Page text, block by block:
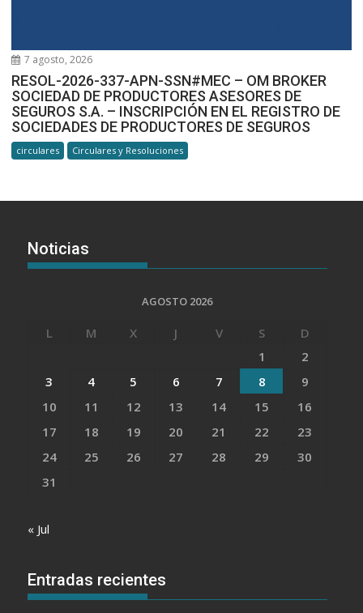
7 agosto, 2026
RESOL-2026-337-APN-SSN#MEC – OM BROKER
SOCIEDAD DE PRODUCTORES ASESORES DE
SEGUROS S.A. – INSCRIPCIÓN EN EL REGISTRO DE
SOCIEDADES DE PRODUCTORES DE SEGUROS
circulares Circulares y Resoluciones
Noticias
AGOSTO 2026
L M X J V S
D
1
2
3
4 5 6 7 8
9
10
11 12 13 14 15
16
17
18 19 20 21 22
23
24
25 26 27 28 29
30
31
« Jul
Entradas recientes